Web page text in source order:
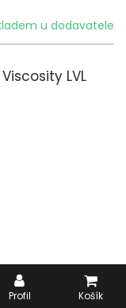
u dodavatele
LVL
Profil Košík